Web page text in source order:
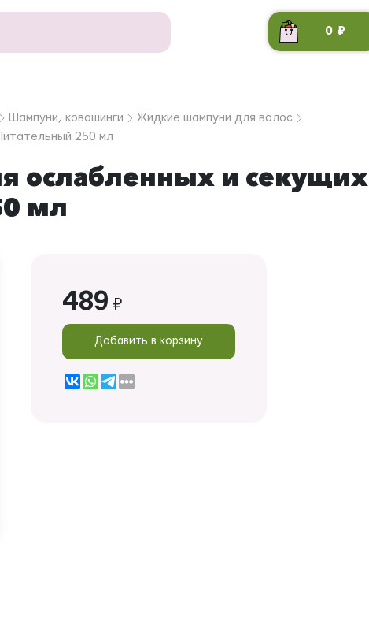
0 ₽
Шампуни, ковошинги
Жидкие шампуни для волос
250 мл
ослабленных и секущих
мл
489 ₽
Добавить в корзину